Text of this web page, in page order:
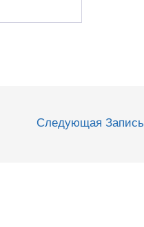
Следующая Запись